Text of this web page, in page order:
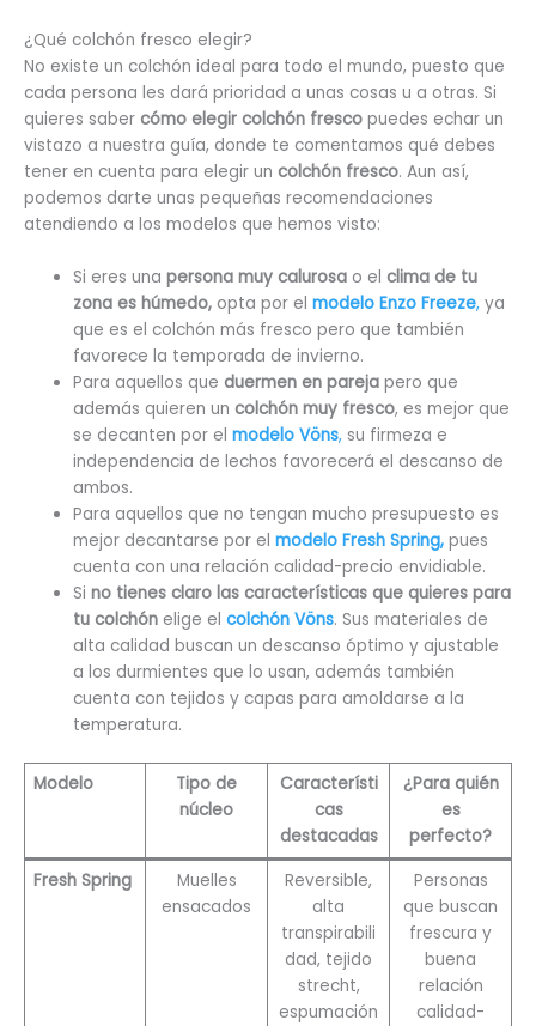
¿Qué colchón fresco elegir?
No existe un colchón ideal para todo el mundo, puesto que
cada persona les dará prioridad a unas cosas u a otras. Si
quieres saber cómo elegir colchón fresco puedes echar un
vistazo a nuestra guía, donde te comentamos qué debes
tener en cuenta para elegir un colchón fresco. Aun así,
podemos darte unas pequeñas recomendaciones
atendiendo a los modelos que hemos visto:
Si eres unapersona muy calurosa o elclima de tu
zona es húmedo, opta por elmodelo Enzo Freeze, ya
que es el colchón más fresco pero que también
favorece la temporada de invierno.
Para aquellos queduermen en pareja pero que
además quieren uncolchón muy fresco, es mejor que
se decanten por elmodelo Vöns, su firmeza e
independencia de lechos favorecerá el descanso de
ambos.
Para aquellos que no tengan mucho presupuesto es
mejor decantarse por elmodelo Fresh Spring, pues
cuenta con una relación calidad-precio envidiable.
Si no tienes claro las características que quieres para
tu colchón elige elcolchón Vöns. Sus materiales de
alta calidad buscan un descanso óptimo y ajustable
a los durmientes que lo usan, además también
cuenta con tejidos y capas para amoldarse a la
temperatura.
Modelo
Tipo de
núcleo
Característi
cas
destacadas
¿Para quién
es
perfecto?
Fresh Spring
Muelles
ensacados
Reversible,
alta
transpirabili
dad, tejido
strecht,
espumación
Personas
que buscan
frescura y
buena
relación
calidad-